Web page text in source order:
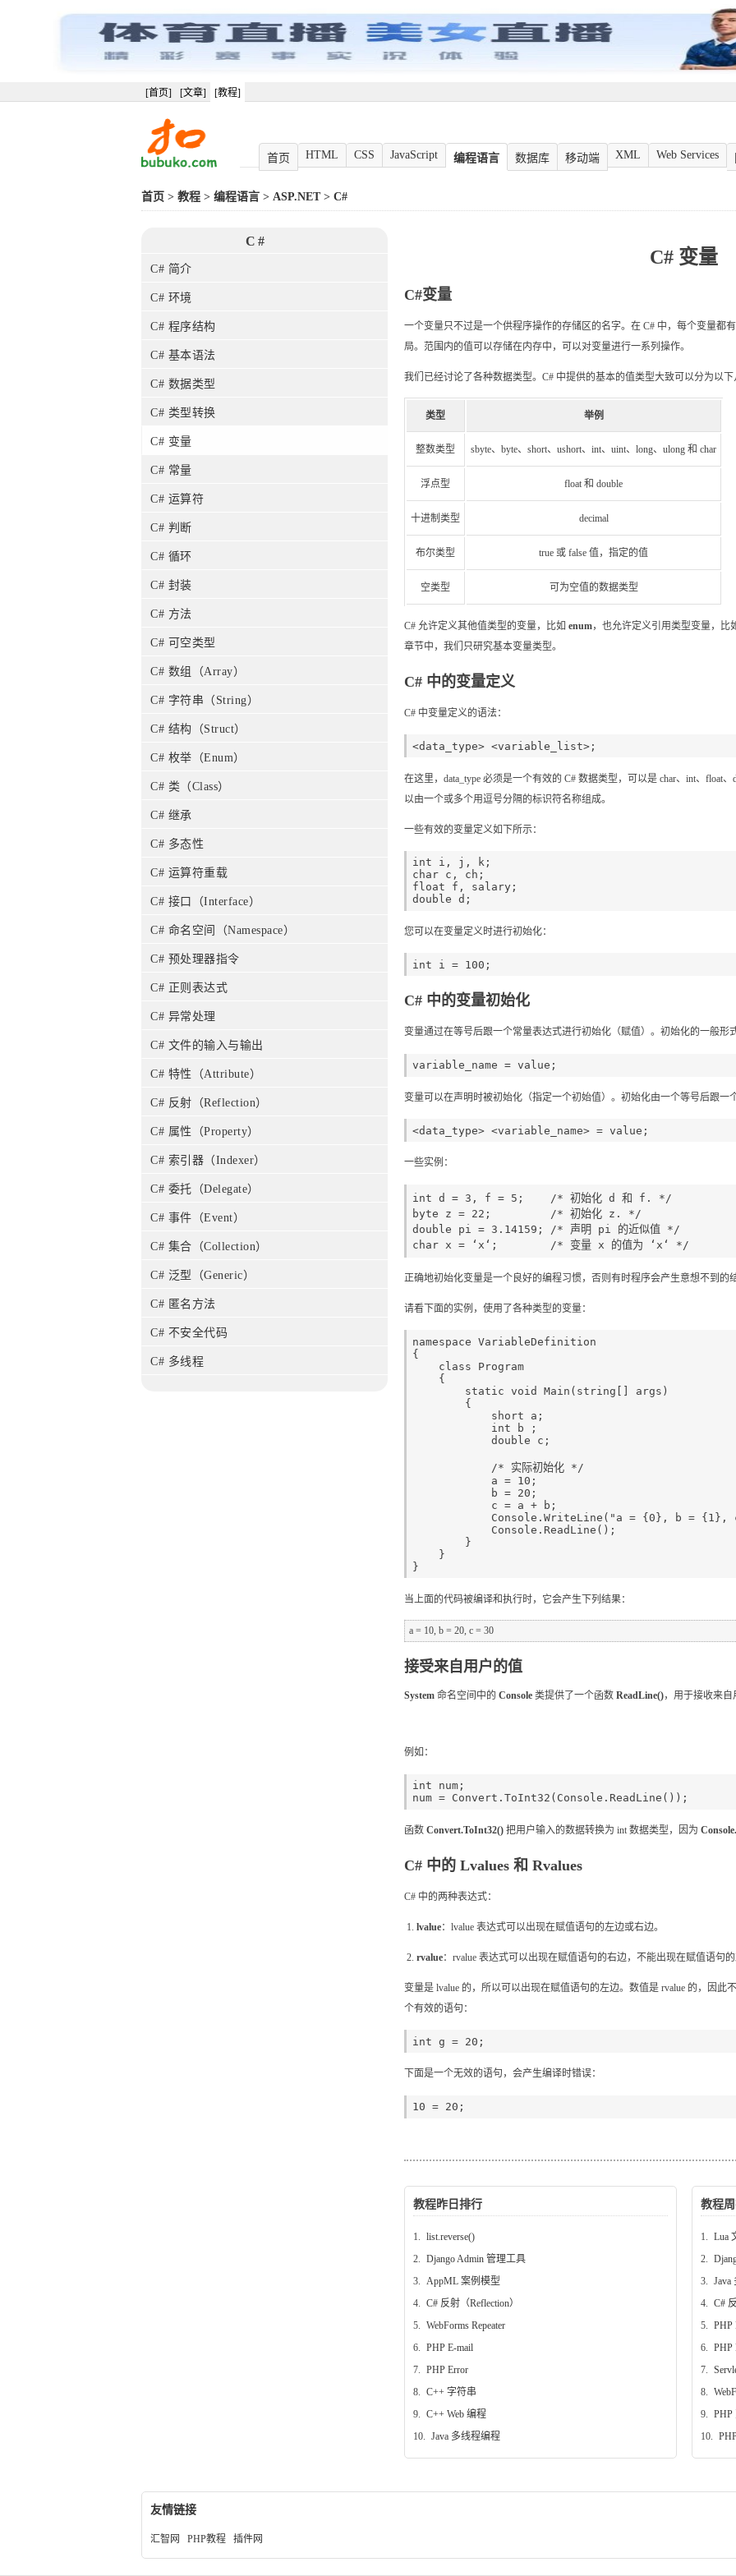
[首页] [文章] [教程]
首页 HTML CSS JavaScript 编程语言 数据库 移动端 XML Web Services
首页 > 教程 > 编程语言 > ASP.NET> C#
C#
C# 简介
C# 环境
C# 程序结构
C# 基本语法
C# 数据类型
C# 类型转换
C# 变量
C# 常量
C# 运算符
C# 判断
C# 循环
C# 封装
C# 方法
C# 可空类型
C# 数组（Array）
C# 字符串（String）
C# 结构（Struct）
C# 枚举（Enum）
C# 类（Class）
C# 继承
C# 多态性
C# 运算符重载
C# 接口（Interface）
C# 命名空间（Namespace）
C# 预处理器指令
C# 正则表达式
C# 异常处理
C# 文件的输入与输出
C# 特性（Attribute）
C# 反射（Reflection）
C# 属性（Property）
C# 索引器（Indexer）
C# 委托（Delegate）
C# 事件（Event）
C# 集合（Collection）
C# 泛型（Generic）
C# 匿名方法
C# 不安全代码
C# 多线程
C# 变量
C#变量
一个变量只不过是一个供程序操作的存储区的名字。在 C# 中，每个变量都
局。范围内的值可以存储在内存中，可以对变量进行一系列操作。
我们已经讨论了各种数据类型。C# 中提供的基本的值类型大致可以分为以下
类型 举例
整数类型 sbyte、byte、short、ushort、int、uint、long、ulong 和 char
浮点型 float 和 double
十进制类型 decimal
布尔类型 true 或 false 值，指定的值
空类型 可为空值的数据类型
C# 允许定义其他值类型的变量，比如 enum，也允许定义引用类型变量，比
章节中，我们只研究基本变量类型。
C# 中的变量定义
C# 中变量定义的语法：
在这里，data_type 必须是一个有效的 C# 数据类型，可以是 char、int、float
以由一个或多个用逗号分隔的标识符名称组成。
一些有效的变量定义如下所示：
int i, j, k;
char c, ch;
float f, salary;
您可以在变量定义时进行初始化：
C# 中的变量初始化
变量通过在等号后跟一个常量表达式进行初始化（赋值）。初始化的一般形
变量可以在声明时被初始化（指定一个初始值）。初始化由一个等号后跟一
一些实例：
int d = 3, f = 5;    /* 初始化 d 和 f. */
byte z = 22;         /* 初始化 z. */
double pi = 3.14159; /* 声明 pi 的近似值 */
正确地初始化变量是一个良好的编程习惯，否则有时程序会产生意想不到的
请看下面的实例，使用了各种类型的变量：
namespace VariableDefinition
{
当上面的代码被编译和执行时，它会产生下列结果：
接受来自用户的值
System 命名空间中的 Console 类提供了一个函数 ReadLine()，用于接收来
例如：
int num;
函数 Convert.ToInt32() 把用户输入的数据转换为 int 数据类型，因为
C# 中的 Lvalues 和 Rvalues
C# 中的两种表达式：
lvalue：lvalue 表达式可以出现在赋值语句的左边或右边。
rvalue：rvalue 表达式可以出现在赋值语句的右边，不能出现在赋值语句
变量是 lvalue 的，所以可以出现在赋值语句的左边。数值是 rvalue 的，因
个有效的语句：
下面是一个无效的语句，会产生编译时错误：
教程昨日排行
1. list.reverse()
2. Django Admin 管理工具
3. AppML 案例模型
4. C# 反射（Reflection）
5. WebForms Repeater
6. PHP E-mail
7. PHP Error
8. C++ 字符串
9. C++ Web 编程
10. Java 多线程编程
教程
1. Lua
2.
3. Java
4. C#
5. PHP
6. PHP
7.
8.
9. PHP
10.
友情链接
汇智网 PHP教程 插件网